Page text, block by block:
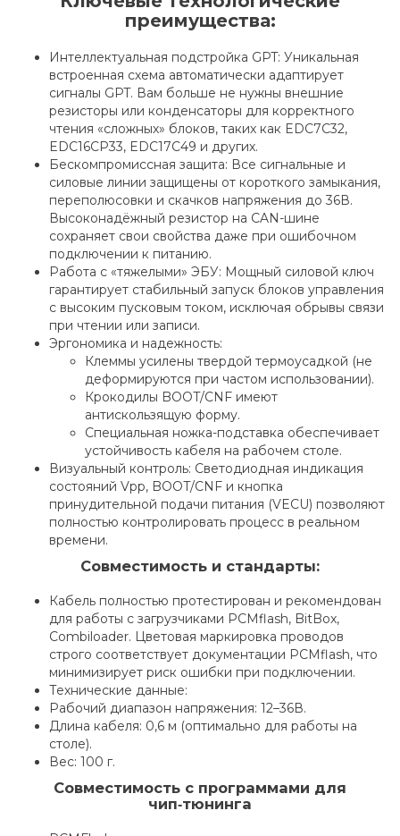
преимущества:
Интеллектуальная подстройка GPT: Уникальная
встроенная схема автоматически адаптирует
сигналы GPT. Вам больше не нужны внешние
резисторы или конденсаторы для корректного
чтения «сложных» блоков, таких как EDC7C32,
EDC16CP33, EDC17C49 и других.
Бескомпромиссная защита: Все сигнальные и
силовые линии защищены от короткого замыкания,
переполюсовки и скачков напряжения до 36В.
Высоконадёжный резистор на CAN-шине
сохраняет свои свойства даже при ошибочном
подключении к питанию.
Работа с «тяжелыми» ЭБУ: Мощный силовой ключ
гарантирует стабильный запуск блоков управления
с высоким пусковым током, исключая обрывы связи
при чтении или записи.
Эргономика и надежность:
Клеммы усилены твердой термоусадкой (не
деформируются при частом использовании).
Крокодилы BOOT/CNF имеют
антискользящую форму.
Специальная ножка-подставка обеспечивает
устойчивость кабеля на рабочем столе.
Визуальный контроль: Светодиодная индикация
состояний Vpp, BOOT/CNF и кнопка
принудительной подачи питания (VECU) позволяют
полностью контролировать процесс в реальном
времени.
Совместимость и стандарты:
Кабель полностью протестирован и рекомендован
для работы с загрузчиками PCMflash, BitBox,
Combiloader. Цветовая маркировка проводов
строго соответствует документации PCMflash, что
минимизирует риск ошибки при подключении.
Технические данные:
Рабочий диапазон напряжения: 12–36В.
Длина кабеля: 0,6 м (оптимально для работы на
столе).
Вес: 100 г.
Совместимость с программами для
чип‑тюнинга